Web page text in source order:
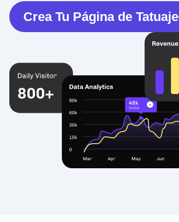
Crea Tu Página de Tatuaje